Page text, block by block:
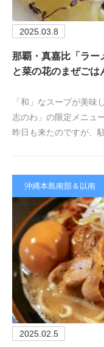
2025.03.8
那覇・真嘉比「ラー
と菜の花のまぜごは
「和」なスープが美味
志のわ」の限定メニュ
昨日も来たのですが、
沖縄本島南部＆以南
2025.02.5